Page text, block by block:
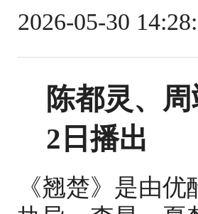
2026-05-30
陈都灵、
2日播出
《翘楚》是由